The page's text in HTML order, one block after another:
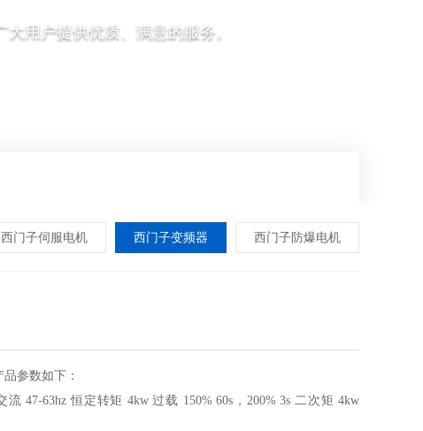
用户提供优质、满意的服务。
西门子伺服电机 西门子变频器 西门子防爆电机
参数如下：
流 47-63hz 恒定转矩 4kw 过载 150% 60s，200% 3s 二次矩 4kw